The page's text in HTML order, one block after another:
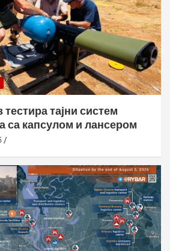
тајни систем
са капсулом и лансером